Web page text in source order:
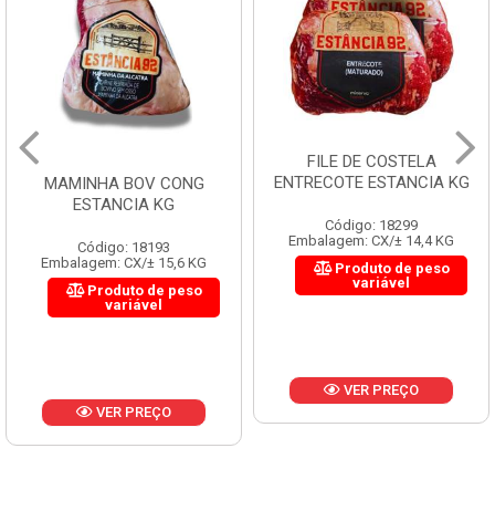
MAMINHA BOV CONG
ESTANCIA KG
Código: 18193
Embalagem: CX/± 15,6 KG
Produto de peso
variável
VER PREÇO
FILE DE COSTELA
ENTRECOTE ESTANCIA KG
Código: 18299
Embalagem: CX/± 14,4 KG
Produto de peso
variável
VER PREÇO